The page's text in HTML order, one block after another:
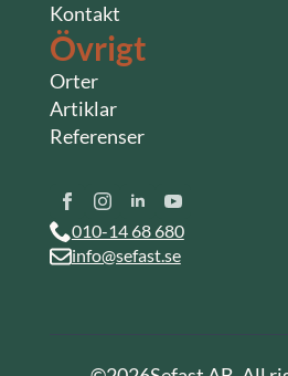
Kontakt
Övrigt
Orter
Artiklar
Referenser
010-14 68 680
info@sefast.se